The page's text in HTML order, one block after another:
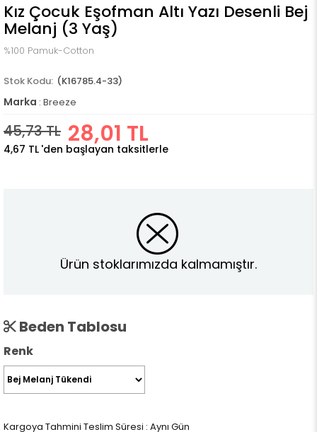
Kız Çocuk Eşofman Altı Yazı Desenli Bej
Melanj (3 Yaş)
%100 Pamuk-Cotton
(K16785.4-33)
Marka : Breeze
45,73 TL 28,01 TL
4,67 TL 'den başlayan taksitlerle
Ürün stoklarımızda kalmamıştır.
Beden Tablosu
Renk
Kargoya Tahmini Teslim Süresi : Aynı Gün